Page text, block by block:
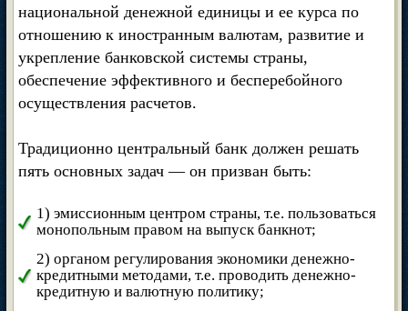
национальной денежной единицы и ее курса по
отношению к иностранным валютам, развитие и
укрепление банковской системы страны,
обеспечение эффективного и бесперебойного
осуществления расчетов.
Традиционно центральный банк должен решать
пять основных задач — он призван быть:
1) эмиссионным центром страны, т.е. пользоваться
монопольным правом на выпуск банкнот;
2) органом регулирования экономики денежно-
кредитными методами, т.е. проводить денежно-
кредитную и валютную политику;